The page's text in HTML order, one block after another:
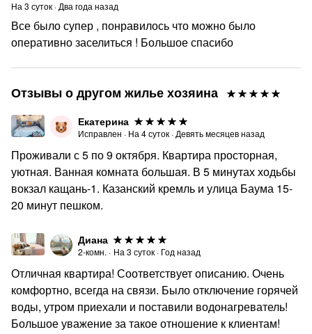
На 3 суток · Два года назад
Все было супер , понравилось что можно было
оперативно заселиться ! Большое спасибо
Отзывы о другом жилье хозяина
Екатерина
Исправлен · На 4суток · Девять месяцев назад
Проживали с 5 по 9 октября. Квартира просторная,
уютная. Ванная комната большая. В 5 минутах ходьбы
вокзал кащань-1. Казанский кремль и улица Баума 15-
20 минут пешком.
Диана
2-комн. · На 3 суток · Год назад
Отличная квартира! Соответствует описанию. Очень
комфортно, всегда на связи. Было отключение горячей
воды, утром приехали и поставили водонагреватель!
Большое уважение за такое отношение к клиентам!